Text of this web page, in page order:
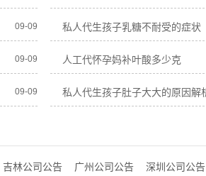
09-09 私人代生孩子乳糖不耐受的症状
09-09 人工代怀孕妈补叶酸多少克
09-09 私人代生孩子肚子大大的原因解
吉林公司公告 广州公司公告 深圳公司公告